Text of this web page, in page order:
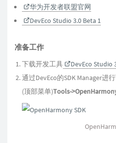
华为开发者联盟官网
DevEco Studio 3.0 Beta 1
准备工作
下载开发工具
DevEco Studio
通过DevEco的SDK Manager进
(顶部菜单)Tools-